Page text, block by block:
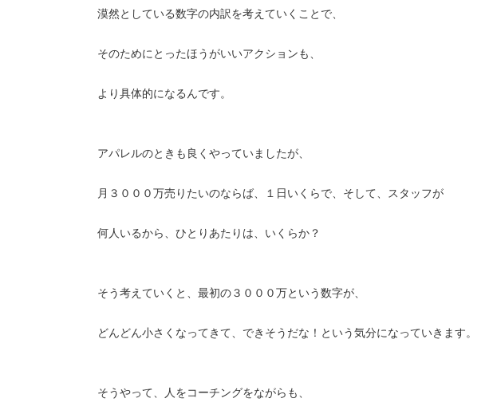
漠然としている数字の内訳を考えていくことで、
そのためにとったほうがいいアクションも、
より具体的になるんです。
アパレルのときも良くやっていましたが、
月３０００万売りたいのならば、１日いくらで、そして、スタッフが
何人いるから、ひとりあたりは、いくらか？
そう考えていくと、最初の３０００万という数字が、
どんどん小さくなってきて、できそうだな！という気分になっていきます。
そうやって、人をコーチングをながらも、